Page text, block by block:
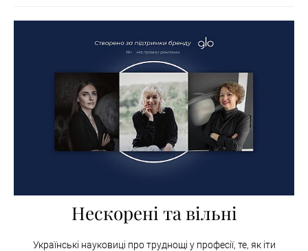
Нескорені та вільні
Українські науковиці про труднощі у професії, те, як іти